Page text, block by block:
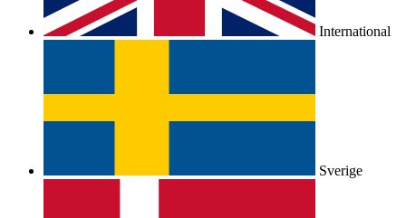
International
Sverige